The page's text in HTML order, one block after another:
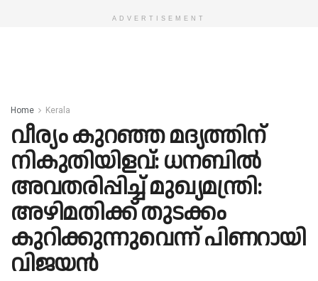
ADVERTISEMENT
Home Kerala
വീര്യം കുറഞ്ഞ മദ്യത്തിന്
നികുതിയിളവ്‌: ധനബിൽ
അവതരിപ്പിച്ച് മുഖ്യമന്ത്രി:
അഴിമതിക്ക്‌ തുടക്കം
കുറിക്കുന്നുവെന്ന് പിണറായി
വിജയൻ